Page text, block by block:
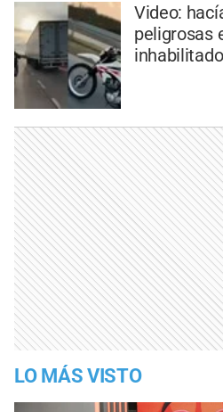
Video:
peligrosas
LO MÁS VISTO